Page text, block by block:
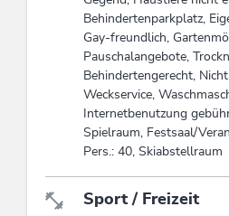
Behindertenparkplatz,
Gay-freundlich,
Pauschalangebote,
Behindertengerecht,
Weckservice,
Internetbenutzung
Spielraum, Festsaal/
Pers.: 40, Skiabstellraum
Sport / Freizeit